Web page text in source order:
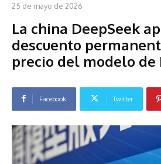
25 de mayo de 2026
La china DeepSeek
descuento
precio del modelo de
Facebook Twitter